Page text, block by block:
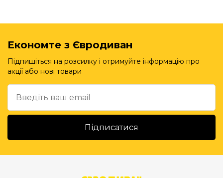
Економте з Євродиван
Підпишіться на розсилку і отримуйте інформацію про
акції або нові товари